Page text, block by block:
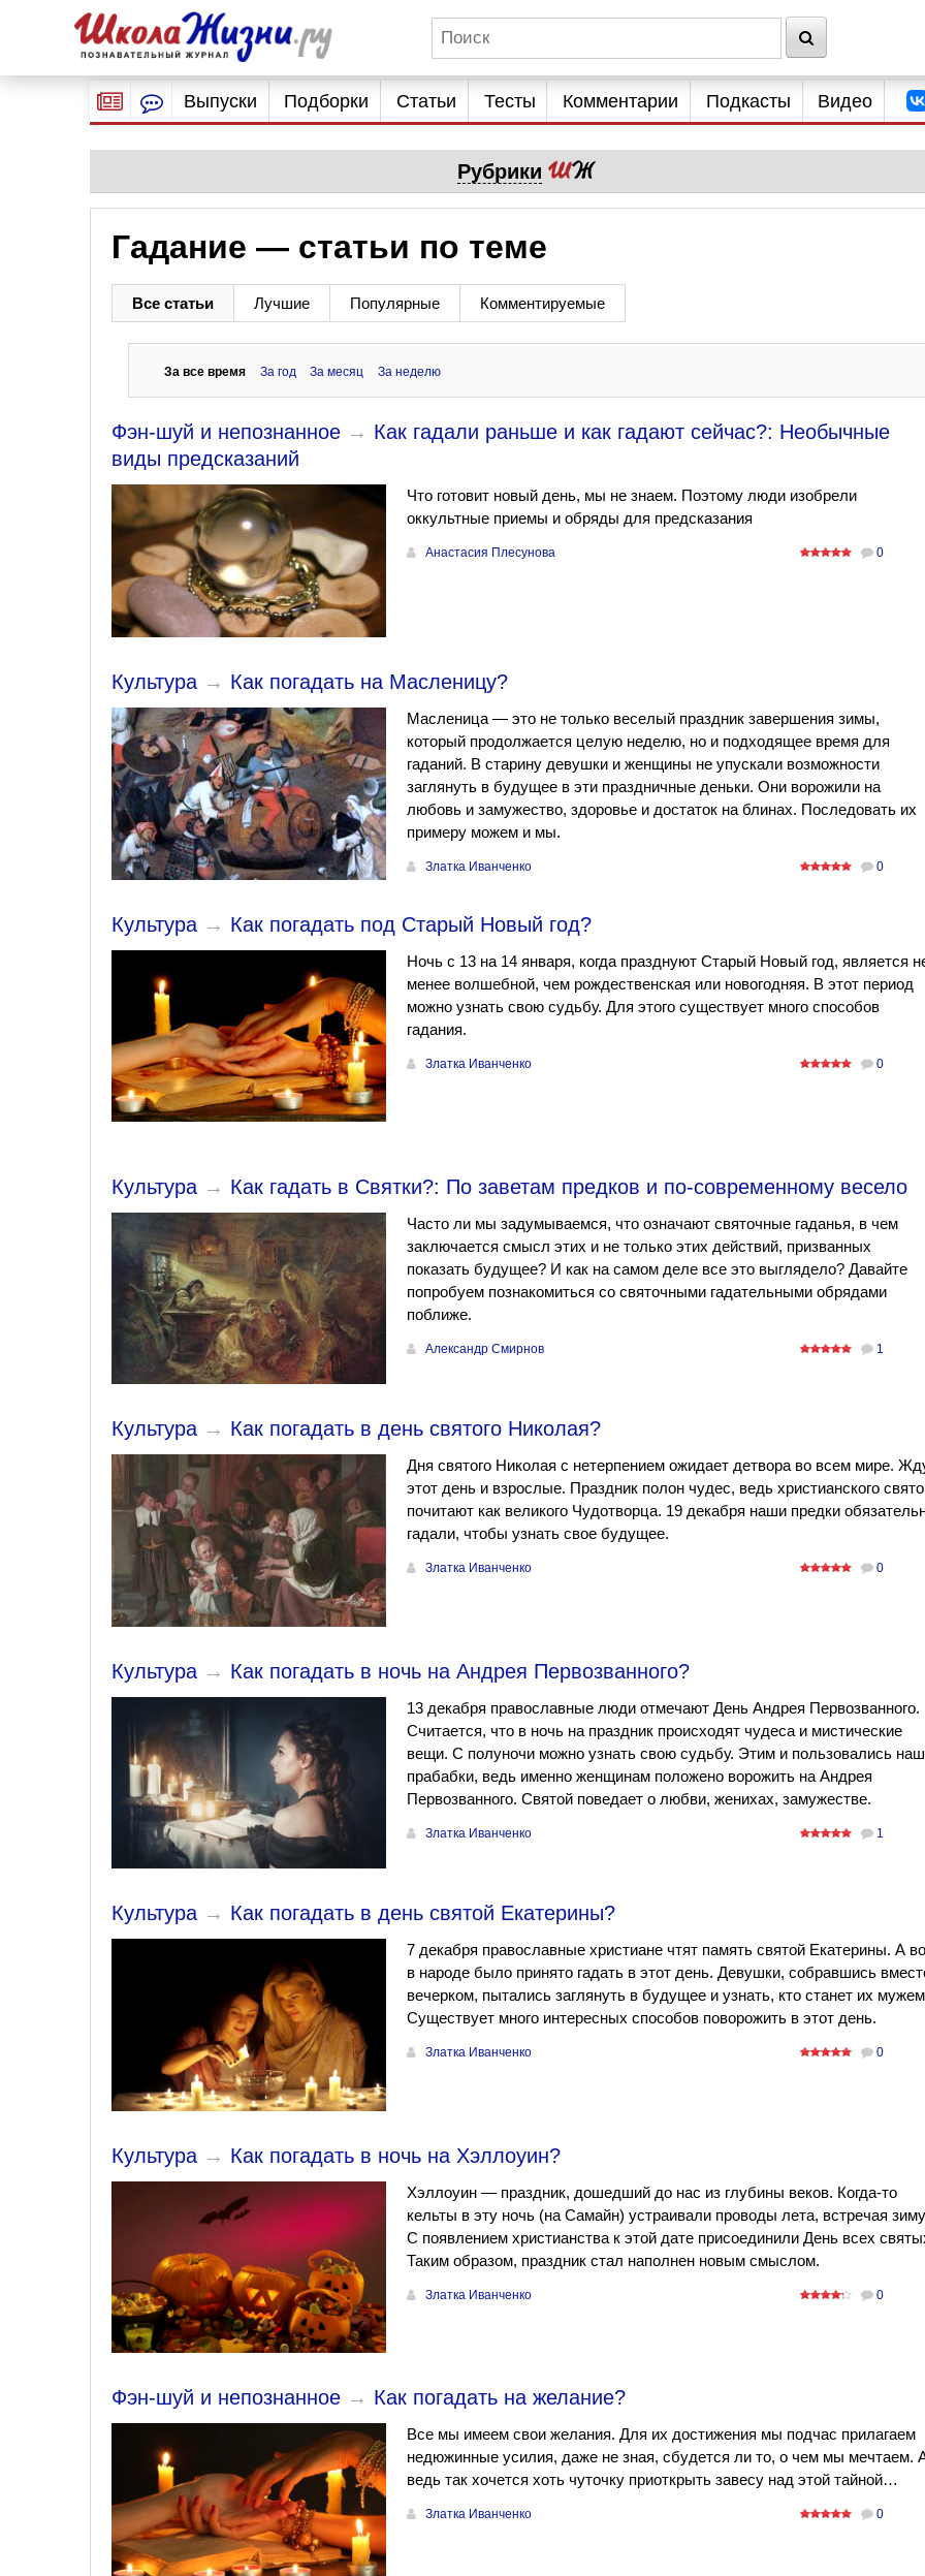
Выпуски Подборки Статьи Тесты Комментарии Подкасты Видео
Рубрики
Гадание — статьи по теме
Все статьи Лучшие Популярные Комментируемые
За все время За год За месяц За неделю
Фэн-шуй и непознанное → Как гадали раньше и как гадают сейчас?: Необычные
виды предсказаний
Что готовит новый день, мы не знаем. Поэтому люди изобрели
оккультные приемы и обряды для предсказания
Анастасия Плесунова 0
Культура → Как погадать на Масленицу?
Масленица — это не только веселый праздник завершения зимы,
который продолжается целую неделю, но и подходящее время для
гаданий. В старину девушки и женщины не упускали возможности
заглянуть в будущее в эти праздничные деньки. Они ворожили на
любовь и замужество, здоровье и достаток на блинах. Последовать их
примеру можем и мы.
Златка Иванченко 0
Культура → Как погадать под Старый Новый год?
Ночь с 13 на 14 января, когда празднуют Старый Новый год, является
менее волшебной, чем рождественская или новогодняя. В этот период
можно узнать свою судьбу. Для этого существует много способов
гадания.
Златка Иванченко 0
Культура → Как гадать в Святки?: По заветам предков и по-современному весело
Часто ли мы задумываемся, что означают святочные гаданья, в чем
заключается смысл этих и не только этих действий, призванных
показать будущее? И как на самом деле все это выглядело? Давайте
попробуем познакомиться со святочными гадательными обрядами
поближе.
Александр Смирнов 1
Культура→ Как погадать в день святого Николая?
Дня святого Николая с нетерпением ожидает детвора во всем мире.
этот день и взрослые. Праздник полон чудес, ведь христианского
почитают как великого Чудотворца. 19 декабря наши предки
гадали, чтобы узнать свое будущее.
Златка Иванченко 0
Культура → Как погадать в ночь на Андрея Первозванного?
13 декабря православные люди отмечают День Андрея Первозванного.
Считается, что в ночь на праздник происходят чудеса и мистические
вещи. С полуночи можно узнать свою судьбу. Этим и пользовались
прабабки, ведь именно женщинам положено ворожить на Андрея
Первозванного. Святой поведает о любви, женихах, замужестве.
Златка Иванченко 1
Культура → Как погадать в день святой Екатерины?
7 декабря православные христиане чтят память святой Екатерины. А
в народе было принято гадать в этот день. Девушки, собравшись
вечерком, пытались заглянуть в будущее и узнать, кто станет их
Существует много интересных способов поворожить в этот день.
Златка Иванченко 0
Культура → Как погадать в ночь на Хэллоуин?
Хэллоуин — праздник, дошедший до нас из глубины веков. Когда-то
кельты в эту ночь (на Самайн) устраивали проводы лета, встречая
С появлением христианства к этой дате присоединили День всех
Таким образом, праздник стал наполнен новым смыслом.
Златка Иванченко 0
Фэн-шуй и непознанное → Как погадать на желание?
Все мы имеем свои желания. Для их достижения мы подчас прилагаем
недюжинные усилия, даже не зная, сбудется ли то, о чем мы мечтаем.
ведь так хочется хоть чуточку приоткрыть завесу над этой тайной…
Златка Иванченко 0